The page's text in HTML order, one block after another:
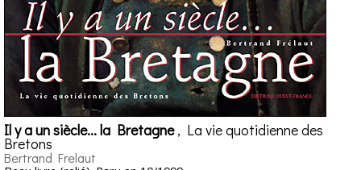
Il y a un siècle... la Bretagne, La vie quotidienne des
Bretons
Bertrand Frelaut